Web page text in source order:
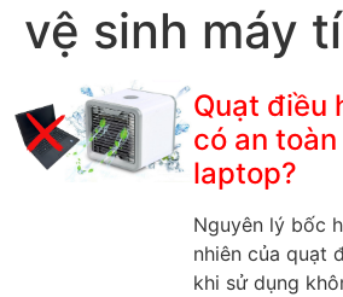
vệ sinh máy
Quạt điều
có an
laptop?
Nguyên lý bốc
nhiên của quạt
khi sử dụng